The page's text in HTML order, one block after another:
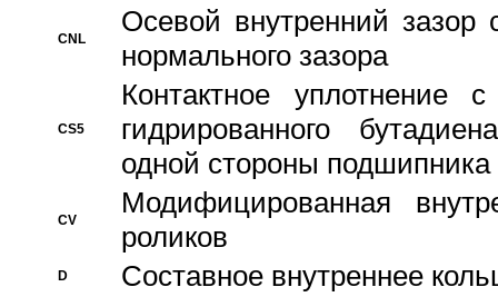
CNL
Осевой внутренний зазор
нормального зазора
CS5
Контактное уплотнение
гидрированного
одной стороны подшипника
CV
Модифицированная
роликов
D Составное внутреннее